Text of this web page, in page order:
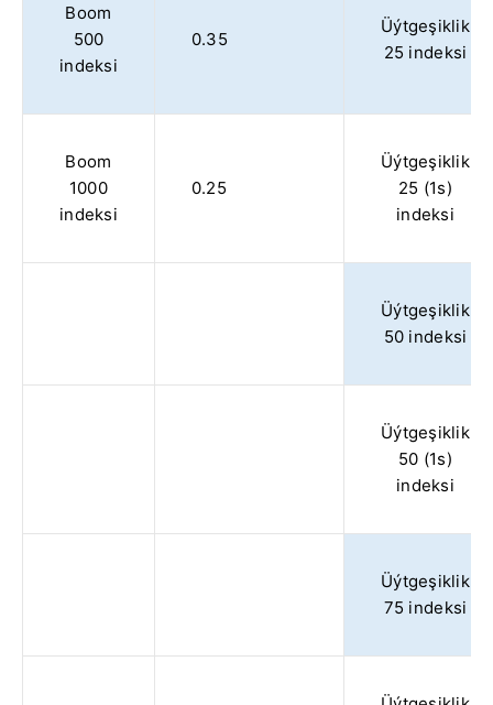
Boom
500
indeksi
0.35
Üýtgeşiklik
25 indeksi
Boom
1000
indeksi
0.25
Üýtgeşiklik
25 (1s)
indeksi
Üýtgeşiklik
50 indeksi
Üýtgeşiklik
50 (1s)
indeksi
Üýtgeşiklik
75 indeksi